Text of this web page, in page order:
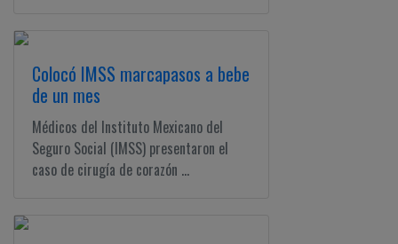
Colocó IMSS marcapasos a bebe
de un mes
Médicos del Instituto Mexicano del
Seguro Social (IMSS) presentaron el
caso de cirugía de corazón ...